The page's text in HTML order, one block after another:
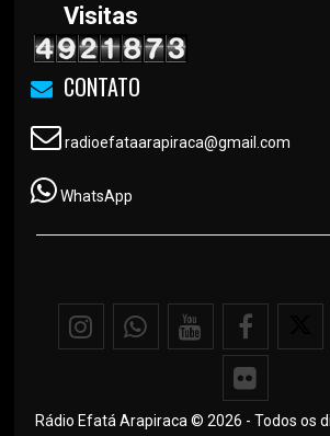
Visitas
CONTATO
radioefataarapiraca@gmail.com
WhatsApp
Rádio Efatá Arapiraca © 2026 - Todos os